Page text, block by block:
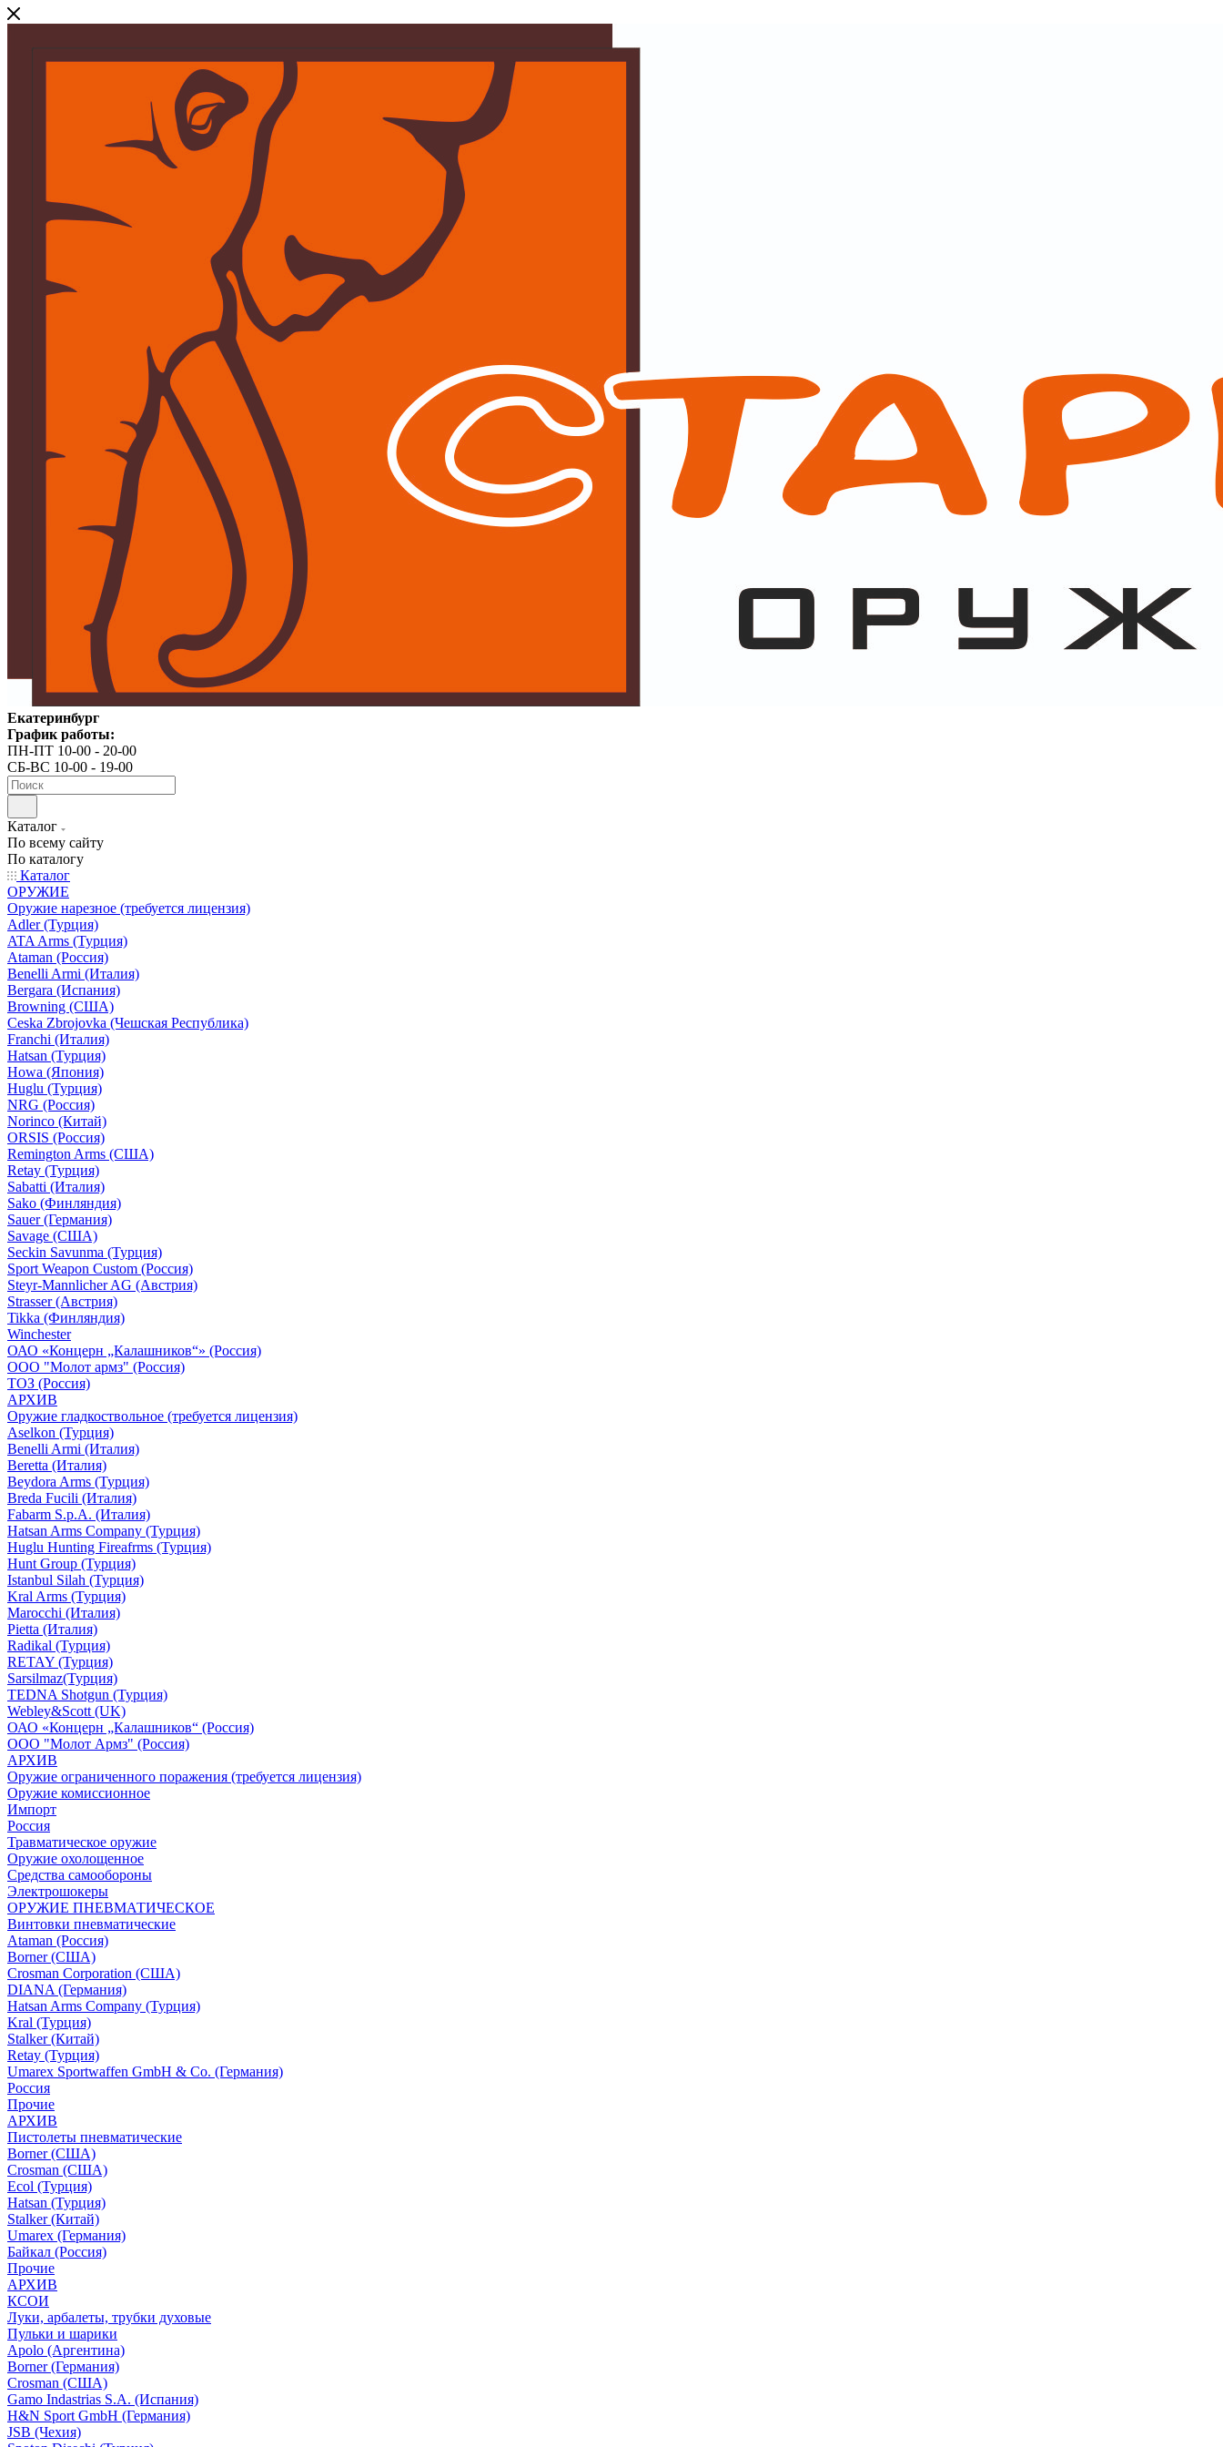
Екатеринбург
График работы:
ПН-ПТ 10-00 - 20-00
СБ-ВС 10-00 - 19-00
Каталог
По всему сайту
По каталогу
Каталог
ОРУЖИЕ
Оружие нарезное (требуется лицензия)
Adler (Турция)
ATA Arms (Турция)
Ataman (Россия)
Benelli Armi (Италия)
Bergara (Испания)
Browning (США)
Ceska Zbrojovka (Чешская Республика)
Franchi (Италия)
Hatsan (Турция)
Howa (Япония)
Huglu (Турция)
NRG (Россия)
Norinco (Китай)
ORSIS (Россия)
Remington Arms (США)
Retay (Турция)
Sabatti (Италия)
Sako (Финляндия)
Sauer (Германия)
Savage (США)
Seckin Savunma (Турция)
Sport Weapon Custom (Россия)
Steyr-Mannlicher AG (Австрия)
Strasser (Австрия)
Tikka (Финляндия)
Winchester
ОАО «Концерн „Калашников“» (Россия)
ООО "Молот армз" (Россия)
ТОЗ (Россия)
АРХИВ
Оружие гладкоствольное (требуется лицензия)
Aselkon (Турция)
Benelli Armi (Италия)
Beretta (Италия)
Beydora Arms (Турция)
Breda Fucili (Италия)
Fabarm S.p.A. (Италия)
Hatsan Arms Company (Турция)
Huglu Hunting Fireafrms (Турция)
Hunt Group (Турция)
Istanbul Silah (Турция)
Kral Arms (Турция)
Marocchi (Италия)
Pietta (Италия)
Radikal (Турция)
RETAY (Турция)
Sarsilmaz(Турция)
TEDNA Shotgun (Турция)
Webley&Scott (UK)
ОАО «Концерн „Калашников“ (Россия)
ООО "Молот Армз" (Россия)
АРХИВ
Оружие ограниченного поражения (требуется лицензия)
Оружие комиссионное
Импорт
Россия
Травматическое оружие
Оружие охолощенное
Средства самообороны
Электрошокеры
ОРУЖИЕ ПНЕВМАТИЧЕСКОЕ
Винтовки пневматические
Ataman (Россия)
Borner (США)
Crosman Corporation (США)
DIANA (Германия)
Hatsan Arms Company (Турция)
Kral (Турция)
Stalker (Китай)
Retay (Турция)
Umarex Sportwaffen GmbH & Co. (Германия)
Россия
Прочие
АРХИВ
Пистолеты пневматические
Borner (США)
Crosman (США)
Ecol (Турция)
Hatsan (Турция)
Stalker (Китай)
Umarex (Германия)
Байкал (Россия)
Прочие
АРХИВ
КСОИ
Луки, арбалеты, трубки духовые
Пульки и шарики
Apolo (Аргентина)
Borner (Германия)
Crosman (США)
Gamo Indastrias S.A. (Испания)
H&N Sport GmbH (Германия)
JSB (Чехия)